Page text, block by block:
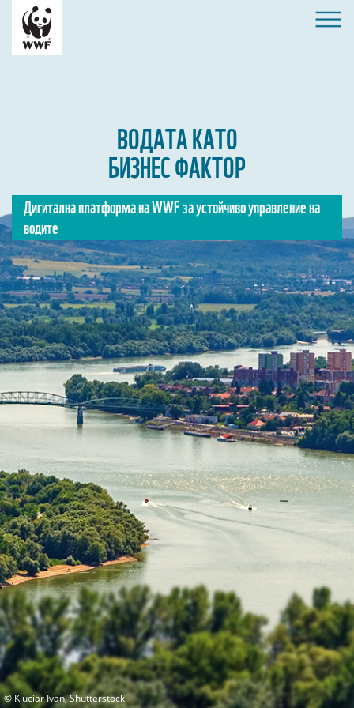
© Kluciar Ivan, Shutterstock
ВОДАТА КАТО
БИЗНЕС ФАКТОР
Дигитална платформа на WWF за устойчиво управление на
водите